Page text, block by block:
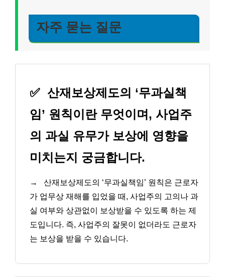
자주 묻는 질문
✅ 산재보상제도의 ‘무과실책
임’ 원칙이란 무엇이며, 사업주
의 과실 유무가 보상에 영향을
미치는지 궁금합니다.
→
산재보상제도의 ‘무과실책임’ 원칙은 근로자
가 업무상 재해를 입었을 때, 사업주의 고의나 과
실 여부와 상관없이 보상받을 수 있도록 하는 제
도입니다. 즉, 사업주의 잘못이 없더라도 근로자
는 보상을 받을 수 있습니다.